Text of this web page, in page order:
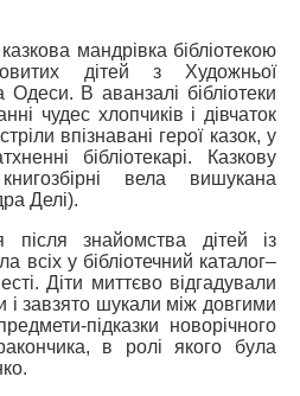
мандрівка бібліотекою
дітей з Художньої
Одеси. В аванзалі бібліотеки
чудес хлопчиків і дівчаток
впізнавані герої казок, у
бібліотекарі. Казкову
вела вишукана
Делі).
знайомства дітей із
всіх у бібліотечний каталог–
Діти миттєво відгадували
і завзято шукали між довгими
підказки новорічного
в ролі якого була